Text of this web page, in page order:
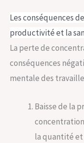
Les conséquences
productivité et la
La perte de
conséquences
mentale des
Baisse de la
la quantité